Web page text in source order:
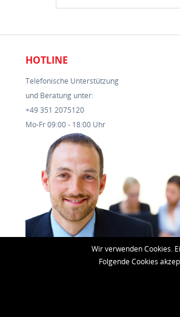
HOTLINE
Telefonische Unterstützung
und Beratung unter:
+49 351 2075120
Mo-Fr 09:00 - 18:00 Uhr
Wir verwenden Cookies.
Folgende Cookies